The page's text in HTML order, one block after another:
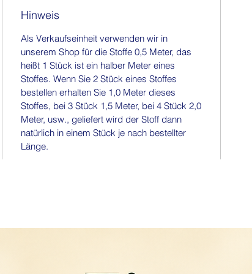
Hinweis
Als Verkaufseinheit verwenden wir in
unserem Shop für die Stoffe 0,5 Meter, das
heißt 1 Stück ist ein halber Meter eines
Stoffes. Wenn Sie 2 Stück eines Stoffes
bestellen erhalten Sie 1,0 Meter dieses
Stoffes, bei 3 Stück 1,5 Meter, bei 4 Stück 2,0
Meter, usw., geliefert wird der Stoff dann
natürlich in einem Stück je nach bestellter
Länge.